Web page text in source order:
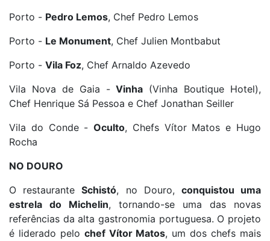
Porto - Pedro Lemos, Chef Pedro Lemos
Porto - Le Monument, Chef Julien Montbabut
Porto - Vila Foz, Chef Arnaldo Azevedo
Vila Nova de Gaia -Vinha (Vinha Boutique Hotel),
Chef Henrique Sá Pessoa e Chef Jonathan Seiller
Vila do Conde -Oculto, Chefs Vítor Matos e Hugo
Rocha
NO DOURO
O restauranteSchistó, no Douro, conquistou uma
estrela do Michelin, tornando-se uma das novas
referências da alta gastronomia portuguesa. O projeto
é liderado pelo chef Vítor Matos, um dos chefs mais